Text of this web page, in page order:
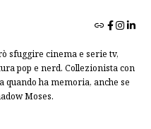
sfuggire cinema e serie tv,
pop e nerd. Collezionista con
quando ha memoria, anche se
Moses.